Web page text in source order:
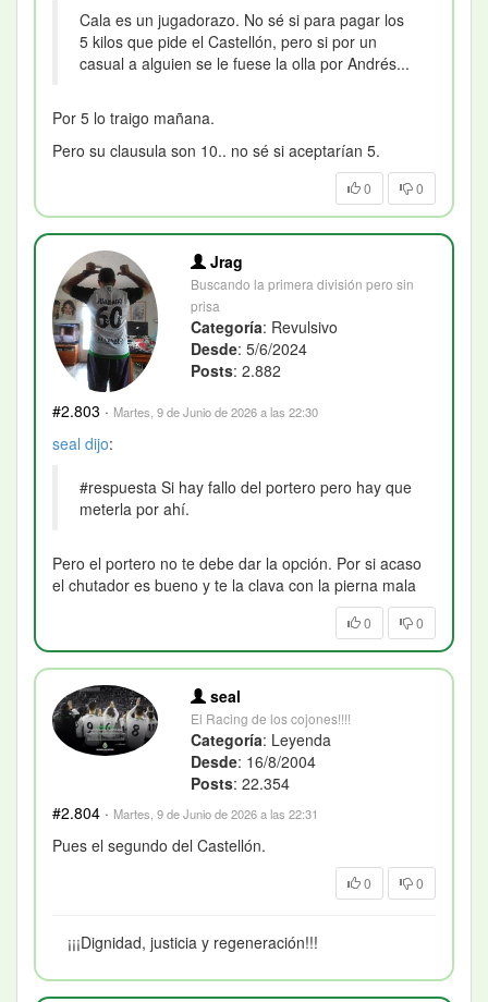
Cala es un jugadorazo. No sé si para pagar los
5 kilos que pide el Castellón, pero si por un
casual a alguien se le fuese la olla por Andrés...
Por 5 lo traigo mañana.
Pero su clausula son 10.. no sé si aceptarían 5.
0 0
Jrag
Buscando la primera división pero sin
prisa
Categoría: Revulsivo
Desde: 5/6/2024
Posts: 2.882
#2.803 · Martes, 9 de Junio de 2026 a las 22:30
seal dijo:
#respuesta Si hay fallo del portero pero hay que
meterla por ahí.
Pero el portero no te debe dar la opción. Por si acaso
el chutador es bueno y te la clava con la pierna mala
0 0
seal
El Racing de los cojones!!!!
Categoría: Leyenda
Desde: 16/8/2004
Posts: 22.354
#2.804 · Martes, 9 de Junio de 2026 a las 22:31
Pues el segundo del Castellón.
0 0
¡¡¡Dignidad, justicia y regeneración!!!